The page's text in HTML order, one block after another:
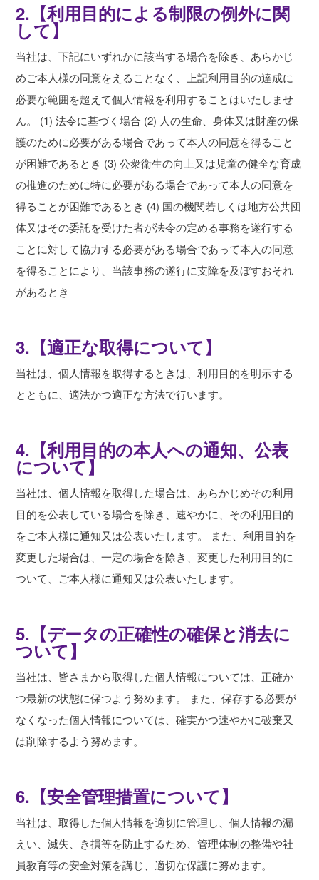
2.【利用目的による制限の例外に関
して】
当社は、下記にいずれかに該当する場合を除き、あらかじ
めご本人様の同意をえることなく、上記利用目的の達成に
必要な範囲を超えて個人情報を利用することはいたしませ
ん。 (1) 法令に基づく場合 (2) 人の生命、身体又は財産の保
護のために必要がある場合であって本人の同意を得ること
が困難であるとき (3) 公衆衛生の向上又は児童の健全な育成
の推進のために特に必要がある場合であって本人の同意を
得ることが困難であるとき (4) 国の機関若しくは地方公共団
体又はその委託を受けた者が法令の定める事務を遂行する
ことに対して協力する必要がある場合であって本人の同意
を得ることにより、当該事務の遂行に支障を及ぼすおそれ
があるとき
3.【適正な取得について】
当社は、個人情報を取得するときは、利用目的を明示する
とともに、適法かつ適正な方法で行います。
4.【利用目的の本人への通知、公表
について】
当社は、個人情報を取得した場合は、あらかじめその利用
目的を公表している場合を除き、速やかに、その利用目的
をご本人様に通知又は公表いたします。 また、利用目的を
変更した場合は、一定の場合を除き、変更した利用目的に
ついて、ご本人様に通知又は公表いたします。
5.【データの正確性の確保と消去に
ついて】
当社は、皆さまから取得した個人情報については、正確か
つ最新の状態に保つよう努めます。 また、保存する必要が
なくなった個人情報については、確実かつ速やかに破棄又
は削除するよう努めます。
6.【安全管理措置について】
当社は、取得した個人情報を適切に管理し、個人情報の漏
えい、滅失、き損等を防止するため、管理体制の整備や社
員教育等の安全対策を講じ、適切な保護に努めます。